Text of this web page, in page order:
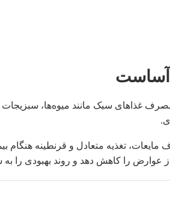
غذاهای سبک مانند میوه‌ها، سبزیجات
تغذیه متعادل و قرنطینه هنگام
عوارض را کاهش دهد و روند بهبودی را